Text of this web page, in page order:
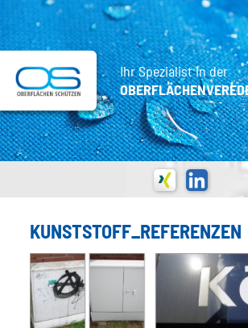
Ihr Spezialist in der
KUNSTSTOFF_REFERENZEN